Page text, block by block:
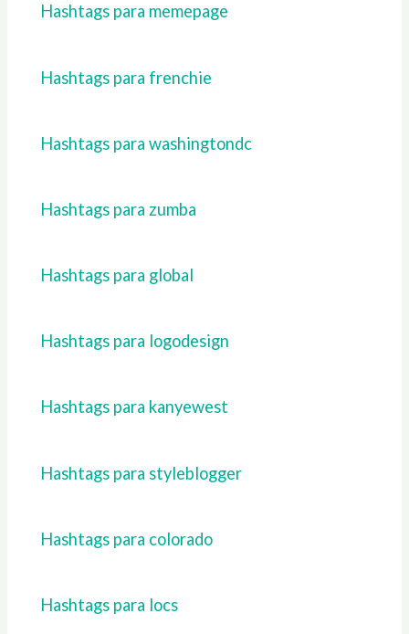
Hashtags para memepage
Hashtags para frenchie
Hashtags para washingtondc
Hashtags para zumba
Hashtags para global
Hashtags para logodesign
Hashtags para kanyewest
Hashtags para styleblogger
Hashtags para colorado
Hashtags para locs